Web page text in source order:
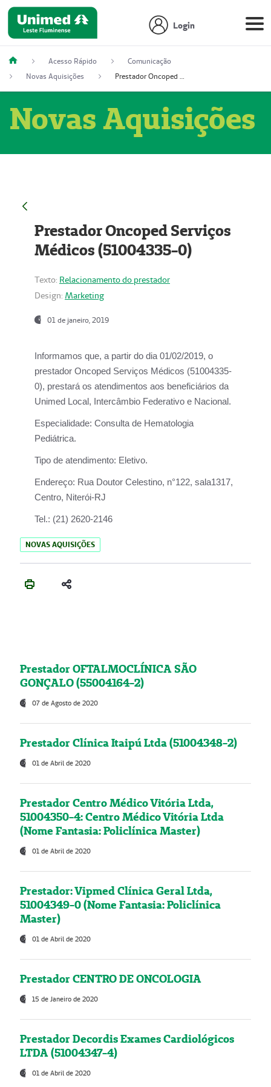
Login
Acesso Rápido
Comunicação
Novas Aquisições
Prestador Oncoped Serviços Médicos (51004335-0)
Novas Aquisições
Prestador Oncoped Serviços
Médicos (51004335-0)
Texto: Relacionamento do prestador
Design: Marketing
01 de janeiro, 2019
Informamos que, a partir do dia 01/02/2019, o
prestador Oncoped Serviços Médicos (51004335-
0), prestará os atendimentos aos beneficiários da
Unimed Local, Intercâmbio Federativo e Nacional.
Especialidade: Consulta de Hematologia
Pediátrica.
Tipo de atendimento: Eletivo.
Endereço: Rua Doutor Celestino, n°122, sala1317,
Centro, Niterói-RJ
Tel.: (21) 2620-2146
NOVAS AQUISIÇÕES
Prestador OFTALMOCLÍNICA SÃO
GONÇALO (55004164-2)
07 de Agosto de 2020
Prestador Clínica Itaipú Ltda (51004348-2)
01 de Abril de 2020
Prestador Centro Médico Vitória Ltda,
51004350-4: Centro Médico Vitória Ltda
(Nome Fantasia: Policlínica Master)
01 de Abril de 2020
Prestador: Vipmed Clínica Geral Ltda,
51004349-0 (Nome Fantasia: Policlínica
Master)
01 de Abril de 2020
Prestador CENTRO DE ONCOLOGIA
15 de Janeiro de 2020
Prestador Decordis Exames Cardiológicos
LTDA (51004347-4)
01 de Abril de 2020